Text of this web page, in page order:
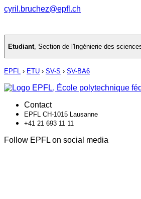
cyril.bruchez@epfl.ch
Etudiant, Section de l'Ingénierie des
EPFL › ETU › SV-S › SV-BA6
Contact
EPFL CH-1015 Lausanne
+41 21 693 11 11
Follow EPFL on social media